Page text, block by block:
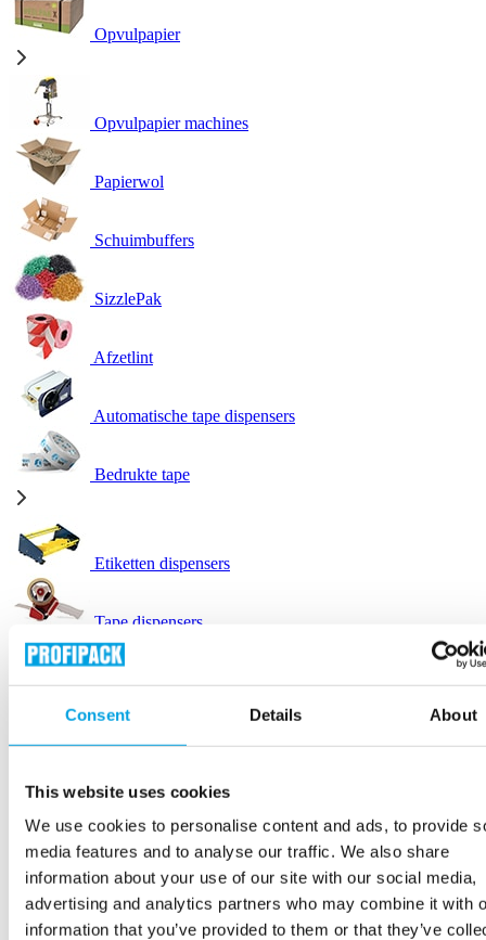
Consent Details About
This website uses cookies
We use cookies to personalise content and ads, to provide
media features and to analyse our traffic. We also share
information about your use of our site with our social media,
advertising and analytics partners who may combine it with
information that you’ve provided to them or that they’ve
Opvulpapier
Opvulpapier machines
Papierwol
Schuimbuffers
SizzlePak
Afzetlint
Automatische tape dispensers
Bedrukte tape
Etiketten dispensers
Tape dispensers
Verpakkingstape
Verzendlabels